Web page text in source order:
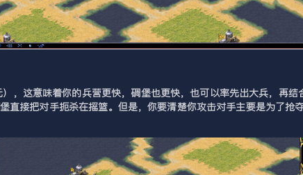
，这意味着你的兵营更快，碉堡也更快，也可以率先出大兵，再
直接把对手扼杀在摇篮。但是，你要清楚你攻击对手主要是为了